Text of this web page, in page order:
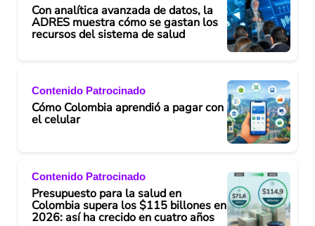
Con analítica avanzada de datos, la
ADRES muestra cómo se gastan los
recursos del sistema de salud
Contenido Patrocinado
Cómo Colombia aprendió a pagar con
el celular
Contenido Patrocinado
Presupuesto para la salud en
Colombia supera los $115 billones en
2026: así ha crecido en cuatro años